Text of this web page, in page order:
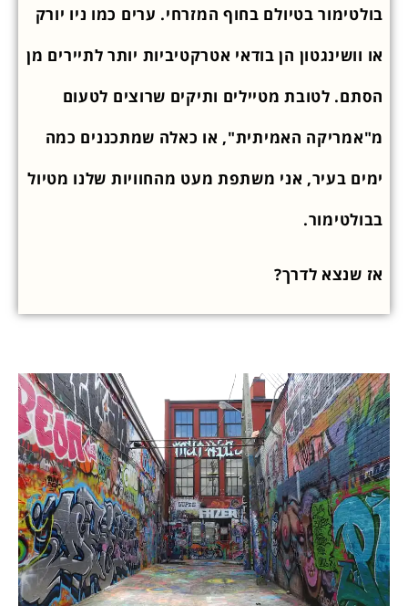
בולטימור בטיולם בחוף המזרחי. ערים כמו ניו יורק
או וושינגטון הן בודאי אטרקטיביות יותר לתיירים מן
הסתם. לטובת מטיילים ותיקים שרוצים לטעום
מ"אמריקה האמיתית", או כאלה שמתכננים כמה
ימים בעיר, אני משתפת מעט מהחוויות שלנו מטיול
בבולטימור.
אז שנצא לדרך?